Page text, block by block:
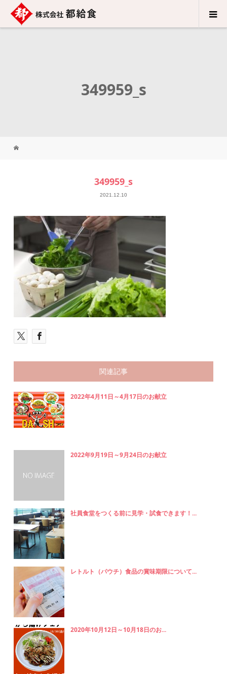
349959_s
349959_s
2021.12.10
関連記事
2022年4月11日～4月17日のお献立
2022年9月19日～9月24日のお献立
社員食堂をつくる前に見学・試食できます！...
レトルト（パウチ）食品の賞味期限について...
2020年10月12日～10月18日のお...